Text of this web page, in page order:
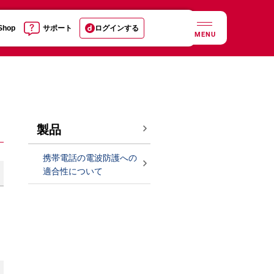
サポート ログインする
MENU
製品
携帯電話の電波防護への
適合性について